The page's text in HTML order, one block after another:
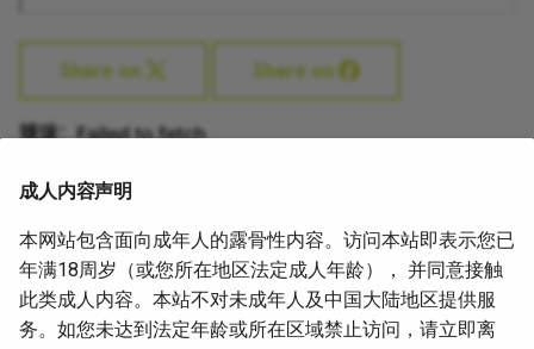
Share on Share on
成人内容声明
本网站包含面向成年人的露骨性内容。访问本站即表示您已
年满18周岁（或您所在地区法定成人年龄）， 并同意接触
此类成人内容。本站不对未成年人及中国大陆地区提供服
务。如您未达到法定年龄或所在区域禁止访问，请立即离